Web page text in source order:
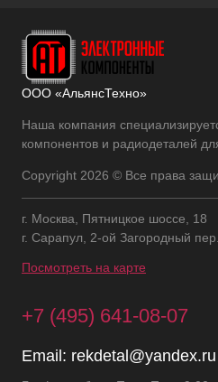
ООО «АльянсТехно»
Наша компания
компонентов и радиодеталей
Copyright 2026 © Все права
г. Москва, Пятницкое шоссе, 18
г. Сарапул, 2-ой Загородный
Посмотреть на карте
+7 (495) 641-08-07
Email: rekdetal@yandex.ru